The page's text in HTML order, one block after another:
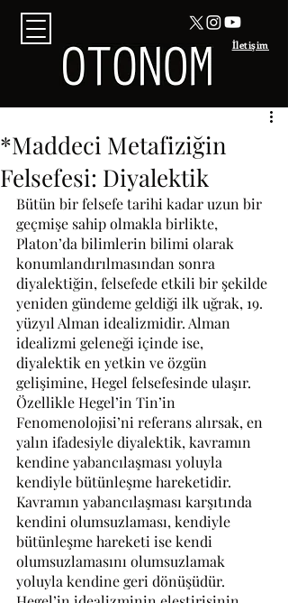
İletişim
*Maddeci Metafiziğin
Felsefesi: Diyalektik
Bütün bir felsefe tarihi kadar uzun bir
geçmişe sahip olmakla birlikte,
Platon’da bilimlerin bilimi olarak
konumlandırılmasından sonra
diyalektiğin, felsefede etkili bir şekilde
yeniden gündeme geldiği ilk uğrak, 19.
yüzyıl Alman idealizmidir. Alman
idealizmi geleneği içinde ise,
diyalektik en yetkin ve özgün
gelişimine, Hegel felsefesinde ulaşır.
Özellikle Hegel’in Tin’in
Fenomenolojisi’ni referans alırsak, en
yalın ifadesiyle diyalektik, kavramın
kendine yabancılaşması yoluyla
kendiyle bütünleşme hareketidir.
Kavramın yabancılaşması karşıtında
kendini olumsuzlaması, kendiyle
bütünleşme hareketi ise kendi
olumsuzlamasını olumsuzlamak
yoluyla kendine geri dönüşüdür.